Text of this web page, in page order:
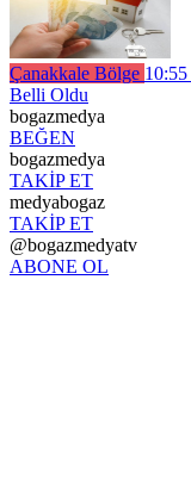
Çanakkale Bölge 10:55
Belli Oldu
bogazmedya
BEĞEN
bogazmedya
TAKİP ET
medyabogaz
TAKİP ET
@bogazmedyatv
ABONE OL